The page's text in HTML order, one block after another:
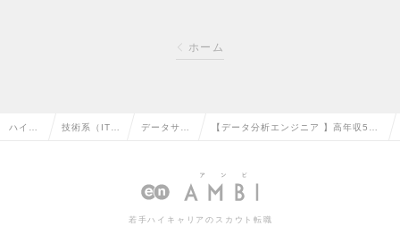
ホーム
ハイク 技術系（IT・ データサイ
トの転職
【データ分析エンジニア 】高年収500
業成長を牽引！の求人情報
若手ハイキャリアのスカウト転職